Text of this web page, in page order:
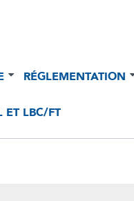
RÉGLEMENTATION
ET LBC/FT